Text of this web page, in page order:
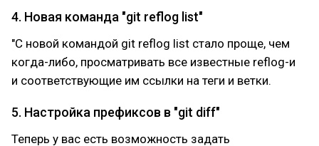
4. Новая команда "git reflog list"
"С новой командой git reflog list стало проще, чем
когда-либо, просматривать все известные reflog-и
и соответствующие им ссылки на теги и ветки.
5. Настройка префиксов в "git diff"
Теперь у вас есть возможность задать